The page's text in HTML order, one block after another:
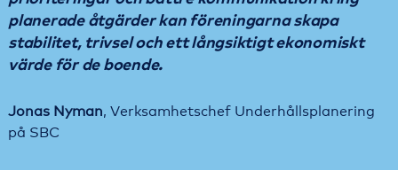
planerade åtgärder kan föreningarna skapa
stabilitet, trivsel och ett långsiktigt ekonomiskt
värde för de boende.
Jonas Nyman, Verksamhetschef Underhållsplanering
på SBC